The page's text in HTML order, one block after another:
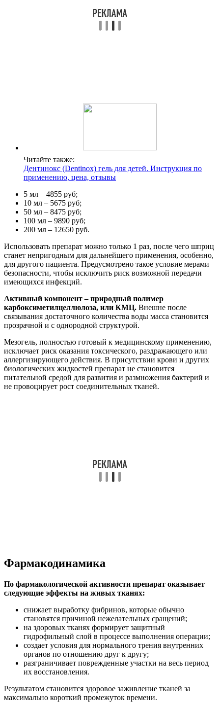
Читайте также:
Дентинокс (Dentinox) гель для детей. Инструкция по
применению, цена, отзывы
5 мл – 4855 руб;
10 мл – 5675 руб;
50 мл – 8475 руб;
100 мл – 9890 руб;
200 мл – 12650 руб.
Использовать препарат можно только 1 раз, после чего шприц
станет непригодным для дальнейшего применения, особенно,
для другого пациента. Предусмотрено такое условие мерами
безопасности, чтобы исключить риск возможной передачи
имеющихся инфекций.
Активный компонент – природный полимер
карбоксиметилцеллюлоза, или КМЦ. Внешне после
связывания достаточного количества воды масса становится
прозрачной и с однородной структурой.
Мезогель, полностью готовый к медицинскому применению,
исключает риск оказания токсического, раздражающего или
аллергизирующего действия. В присутствии крови и других
биологических жидкостей препарат не становится
питательной средой для развития и размножения бактерий и
не провоцирует рост соединительных тканей.
Фармакодинамика
По фармакологической активности препарат оказывает
следующие эффекты на живых тканях:
снижает выработку фибринов, которые обычно
становятся причиной нежелательных сращений;
на здоровых тканях формирует защитный
гидрофильный слой в процессе выполнения операции;
создает условия для нормального трения внутренних
органов по отношению друг к другу;
разграничивает поврежденные участки на весь период
их восстановления.
Результатом становится здоровое заживление тканей за
максимально короткий промежуток времени.